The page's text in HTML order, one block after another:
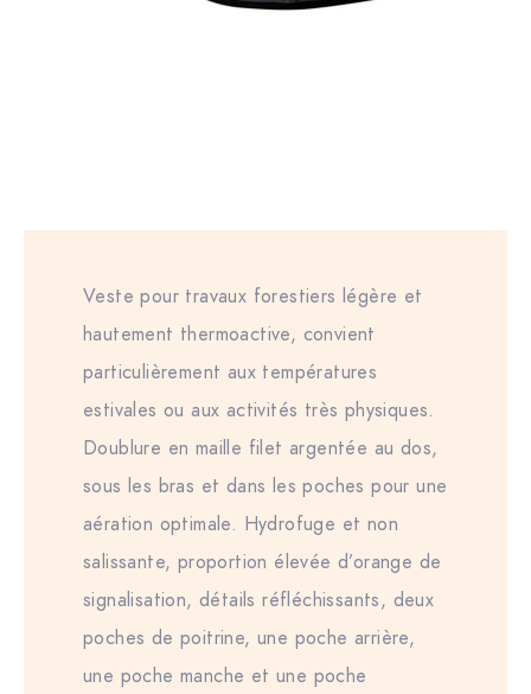
Veste pour travaux forestiers légère et
hautement thermoactive, convient
particulièrement aux températures
estivales ou aux activités très physiques.
Doublure en maille filet argentée au dos,
sous les bras et dans les poches pour une
aération optimale. Hydrofuge et non
salissante, proportion élevée d’orange de
signalisation, détails réfléchissants, deux
poches de poitrine, une poche arrière,
une poche manche et une poche